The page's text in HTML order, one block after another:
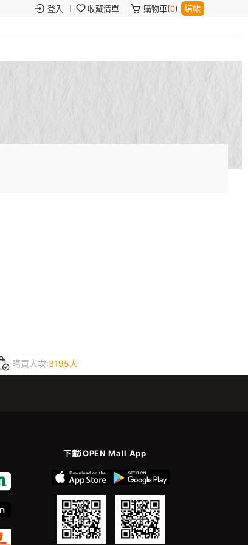
登入 收藏清單 購物車(0) 結帳
購買人次:3195人
下載iOPEN Mall App